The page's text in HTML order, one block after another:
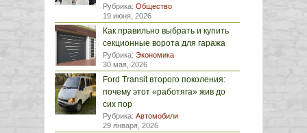
Рубрика: Общество
19 июня, 2026
Как правильно выбрать и купить
секционные ворота для гаража
Рубрика: Экономика
30 мая, 2026
Ford Transit второго поколения:
почему этот «работяга» жив до
сих пор
Рубрика: Автомобили
29 января, 2026